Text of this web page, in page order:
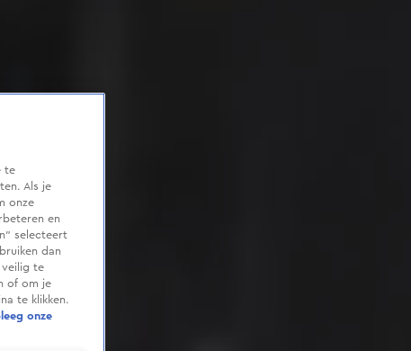
te
Als je
onze
en
selecteert
dan
veilig te
of om je
te klikken.
onze